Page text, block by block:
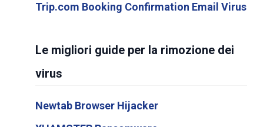
Trip.com Booking Confirmation Email Virus
Le migliori guide per la rimozione dei
virus
Newtab Browser Hijacker